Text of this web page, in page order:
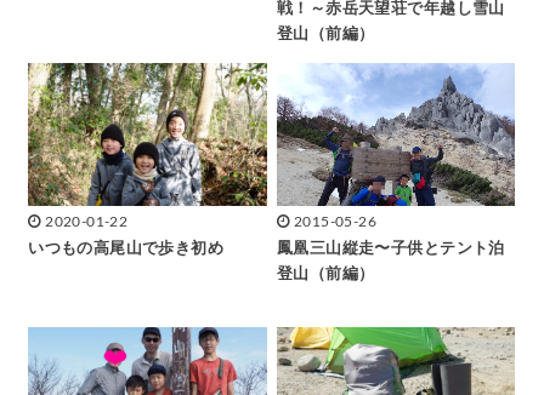
戦！～赤岳天望荘で年越し雪山
登山（前編）
2020-01-22
いつもの高尾山で歩き初め
2015-05-26
鳳凰三山縦走〜子供とテント泊
登山（前編）